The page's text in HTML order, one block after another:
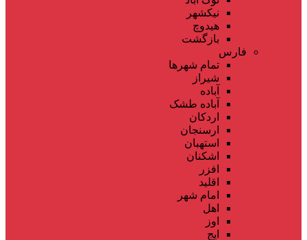
نیکشهر
هیدوچ
بازگشت
فارس
تمام شهر‌ها
شیراز
آباده
آباده طشک
اردکان
ارسنجان
استهبان
اشکنان
افزر
اقلید
امام شهر
اهل
اوز
ایج